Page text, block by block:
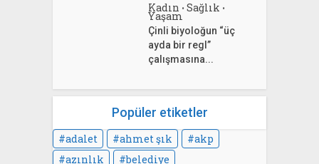
Kadın • Sağlık •
Yaşam
Çinli biyoloğun “üç
ayda bir regl”
çalışmasına...
Popüler etiketler
adalet ahmet şık
akp
azınlık
belediye